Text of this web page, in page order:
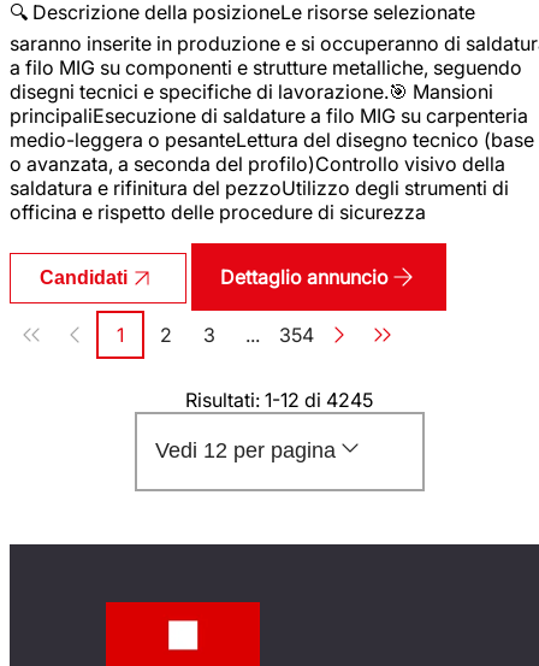
🔍 Descrizione della posizioneLe risorse selezionate
saranno inserite in produzione e si occuperanno di
a filo MIG su componenti e strutture metalliche, seguendo
disegni tecnici e specifiche di lavorazione.🎯 Mansioni
principaliEsecuzione di saldature a filo MIG su carpenteria
medio-leggera o pesanteLettura del disegno tecnico (base
o avanzata, a seconda del profilo)Controllo visivo della
saldatura e rifinitura del pezzoUtilizzo degli strumenti di
officina e rispetto delle procedure di sicurezza
Candidati Dettaglio annuncio
Paginazione
Pagina
1 Pagina
2 Pagina
3 ... Pagina
354
Risultati: 1-12 di 4245
Vedi 12 per pagina